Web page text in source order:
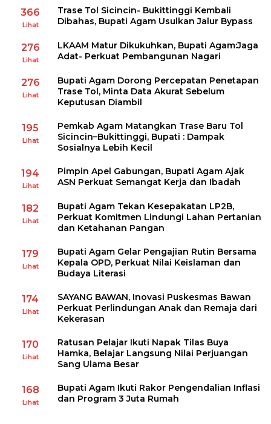
366
Lihat
Trase Tol Sicincin- Bukittinggi Kembali
Dibahas, Bupati Agam Usulkan Jalur Bypass
276
Lihat
LKAAM Matur Dikukuhkan, Bupati Agam:Jaga
Adat- Perkuat Pembangunan Nagari
276
Lihat
Bupati Agam Dorong Percepatan Penetapan
Trase Tol, Minta Data Akurat Sebelum
Keputusan Diambil
195
Lihat
Pemkab Agam Matangkan Trase Baru Tol
Sicincin–Bukittinggi, Bupati : Dampak
Sosialnya Lebih Kecil
194
Lihat
Pimpin Apel Gabungan, Bupati Agam Ajak
ASN Perkuat Semangat Kerja dan Ibadah
182
Lihat
Bupati Agam Tekan Kesepakatan LP2B,
Perkuat Komitmen Lindungi Lahan Pertanian
dan Ketahanan Pangan
179
Lihat
Bupati Agam Gelar Pengajian Rutin Bersama
Kepala OPD, Perkuat Nilai Keislaman dan
Budaya Literasi
174
Lihat
SAYANG BAWAN, Inovasi Puskesmas Bawan
Perkuat Perlindungan Anak dan Remaja dari
Kekerasan
170
Lihat
Ratusan Pelajar Ikuti Napak Tilas Buya
Hamka, Belajar Langsung Nilai Perjuangan
Sang Ulama Besar
168
Lihat
Bupati Agam Ikuti Rakor Pengendalian Inflasi
dan Program 3 Juta Rumah